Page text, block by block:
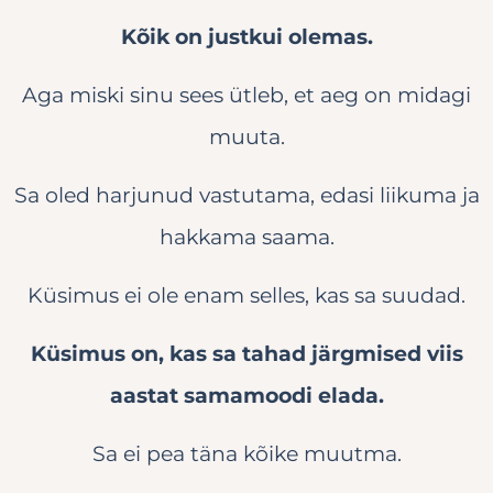
Kõik on justkui olemas.
Aga miski sinu sees ütleb, et aeg on midagi
muuta.
Sa oled harjunud vastutama, edasi liikuma ja
hakkama saama.
Küsimus ei ole enam selles, kas sa suudad.
Küsimus on, kas sa tahad järgmised viis
aastat samamoodi elada.
Sa ei pea täna kõike muutma.